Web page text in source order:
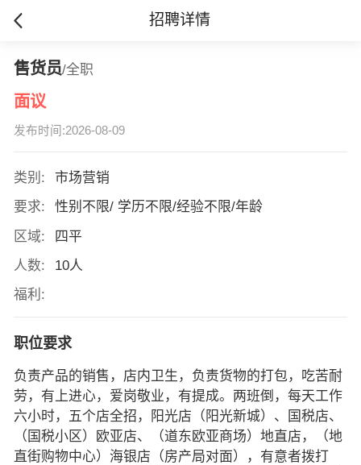
招聘详情
售货员/全职
面议
发布时间:2026-08-09
类别:
市场营销
要求:
性别不限/ 学历不限/经验不限/年龄
区域:
四平
人数:
10人
福利:
职位要求
负责产品的销售，店内卫生，负责货物的打包，吃苦耐
劳，有上进心，爱岗敬业，有提成。两班倒，每天工作
六小时，五个店全招，阳光店（阳光新城）、国税店、
（国税小区）欧亚店、（道东欧亚商场）地直店，（地
直街购物中心）海银店（房产局对面），有意者拨打